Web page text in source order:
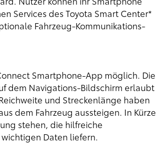
Services des Toyota Smart Center*
Fahrzeug-Kommunikations-
Smartphone-App möglich. Die
dem Navigations-Bildschirm erlaubt
und Streckenlänge haben
dem Fahrzeug aussteigen. In Kürze
stehen, die hilfreiche
Daten liefern.